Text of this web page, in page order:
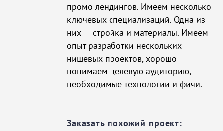
промо-лендингов. Имеем несколько
ключевых специализаций. Одна из
них — стройка и материалы. Имеем
опыт разработки нескольких
нишевых проектов, хорошо
понимаем целевую аудиторию,
необходимые технологии и фичи.
Заказать похожий проект: